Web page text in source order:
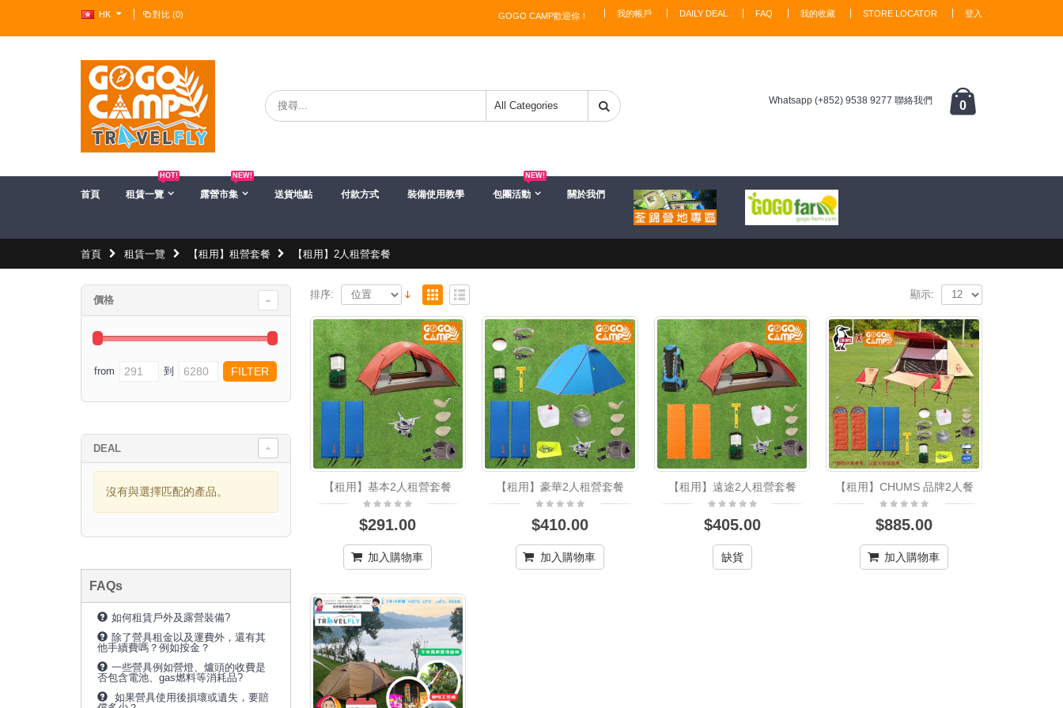
HK 對比 (0) 我的帳戶 DAILY DEAL FAQ 我的收藏 STORE LOCATOR 登入
GOGO CAMP歡迎你！
Whatsapp (+852) 9538 9277 聯絡我們 0
首頁 租賃一覽
HOT!
露營市集
NEW!
送貨地點 付款方式 裝備使用教學 包團活動
NEW!
關於我們
首頁 租賃一覽 【租用】租營套餐 【租用】2人租營套餐
排序: 顯示:
【租用】基本2人租營套餐
$291.00
加入購物車
【租用】豪華2人租營套餐
$410.00
加入購物車
【租用】遠途2人租營套餐
$405.00
缺貨
【租用】CHUMS 品牌2人餐
$885.00
加入購物車
價格
from 到
DEAL
沒有與選擇匹配的產品。
FAQs
如何租賃戶外及露營裝備?
除了營具租金以及運費外，還有其
他手續費嗎？例如按金？
一些營具例如營燈、爐頭的收費是
否包含電池、gas燃料等消耗品?
如果營具使用後損壞或遺失，要賠